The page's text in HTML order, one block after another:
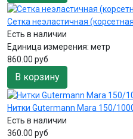
Сетка неэластичная
Есть в наличии
Единица измерения: метр
860.00 руб
В корзину
Нитки Gutermann Mara 150/
Есть в наличии
360.00 руб